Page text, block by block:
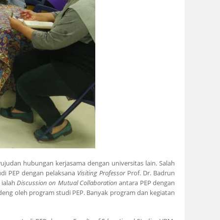
hubungan kerjasama dengan universitas lain. Salah
PEP dengan pelaksana Visiting ProfessorProf. Dr. Badrun
ialahDiscussion on Mutual Collaboration antara PEP dengan
oleh program studi PEP. Banyak program dan kegiatan